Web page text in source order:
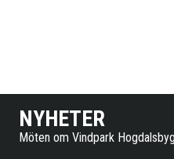
NYHETER
Möten om Vindpark